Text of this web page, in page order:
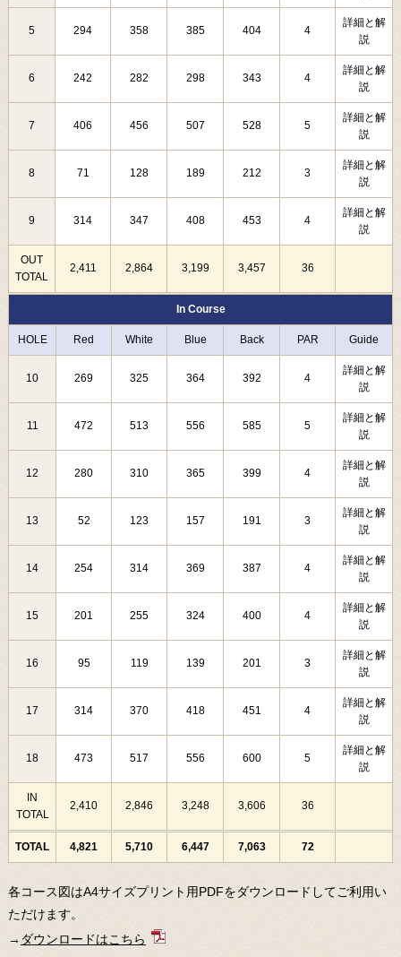
5 294 358 385 404 4
詳細と解
説
6 242 282 298 343 4
詳細と解
説
7 406 456 507 528 5
詳細と解
説
8 71 128 189 212 3
詳細と解
説
9 314 347 408 453 4
詳細と解
説
OUT
TOTAL
2,411 2,864 3,199 3,457 36
In Course
HOLE Red White Blue Back PAR Guide
10 269 325 364 392 4
詳細と解
説
11 472 513 556 585 5
詳細と解
説
12 280 310 365 399 4
詳細と解
説
13 52 123 157 191 3
詳細と解
説
14 254 314 369 387 4
詳細と解
説
15 201 255 324 400 4
詳細と解
説
16 95 119 139 201 3
詳細と解
説
17 314 370 418 451 4
詳細と解
説
18 473 517 556 600 5
詳細と解
説
IN
TOTAL
2,410 2,846 3,248 3,606 36
TOTAL 4,821 5,710 6,447 7,063 72
各コース図はA4サイズプリント用PDFをダウンロードしてご利用い
ただけます。
→ ダウンロードはこちら